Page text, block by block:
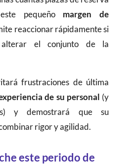
pequeño margen de
reaccionar rápidamente si
el conjunto de la
frustraciones de última
de su personal (y
y demostrará que su
rigor y agilidad.
este periodo de